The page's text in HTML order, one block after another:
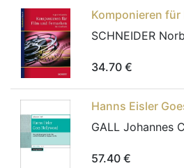
Komponieren für
SCHNEIDER
34.70 €
Hanns Eisler
GALL Johannes
57.40 €